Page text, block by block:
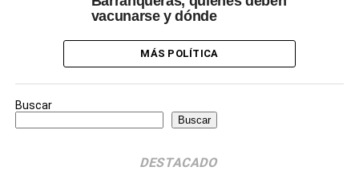
vacunarse y dónde
MÁS POLÍTICA
Buscar
Buscar
DESTACADO